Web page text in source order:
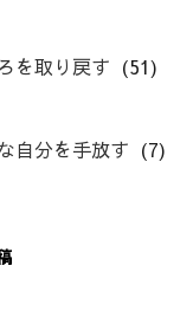
を取り戻す (51)
自分を手放す (7)